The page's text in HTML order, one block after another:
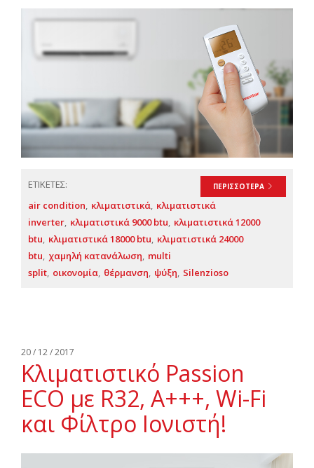
ΠΕΡΙΣΣΟΤΕΡΑ
ΕΤΙΚΕΤΕΣ:
air condition κλιματιστικά κλιματιστικά
inverter κλιματιστικά 9000 btu κλιματιστικά 12000
btu κλιματιστικά 18000 btu κλιματιστικά 24000
btu χαμηλή κατανάλωση multi
split οικονομία θέρμανση ψύξη Silenzioso
20 / 12 / 2017
Κλιματιστικό Passion
ECO με R32, A+++, Wi-Fi
και Φίλτρο Ιονιστή!